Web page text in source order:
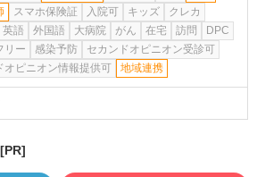
スマホ保険証 入院可 キッズ
クレカ
英語 外国語 大病院 がん 在宅 訪問
DPC
リー
感染予防
セカンドオピニオン受診可
オピニオン情報提供可
地域連携
[PR]